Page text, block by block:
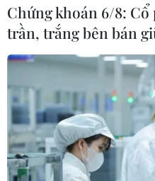
Lãnh đạo Đảng,
đoàn kết tại phường
13/11/2019 22:58
Chứng khoán 6/8:
trần, trắng bên bán